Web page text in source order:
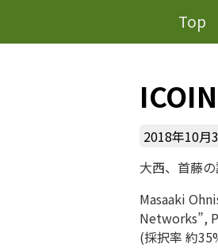
Top
2018年10月
大西、首藤
Masaaki
Networks”,
(採択率 約